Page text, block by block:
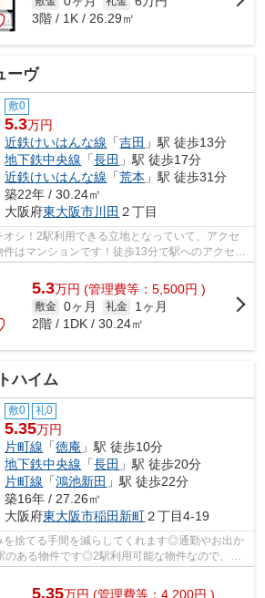
3階 / 1K / 26.29㎡
ーヴ
敷0
5.3万円
近鉄けいはんな線 「吉田 」駅 徒歩13分
地下鉄中央線 「長田 」駅 徒歩17分
近鉄けいはんな線 「荒本 」駅 徒歩31分
築22年 / 30.24㎡
大阪府東大阪市川田 ２丁目
オシ！2駅利用できる立地となっていて、アクセ
はマンションです！徒歩13分で駅へのアクセス
テートには...
5.3万円 (管理費等：5,500円 )
敷金 0ヶ月 礼金
1ヶ月
2階 / 1DK / 30.24㎡
ハイム
敷0 礼0
5.35万円
片町線 「徳庵 」駅 徒歩10分
地下鉄中央線 「長田 」駅 徒歩20分
片町線 「鴻池新田 」駅 徒歩22分
築16年 / 27.26㎡
大阪府東大阪市稲田新町２丁目4-19
を捨てる手間を減らしてくれます◎通勤やお出か
のある物件です◎2駅利用可能な物件なので、用
選択できます◎...
5.35万円 (管理費等：4,200円 )